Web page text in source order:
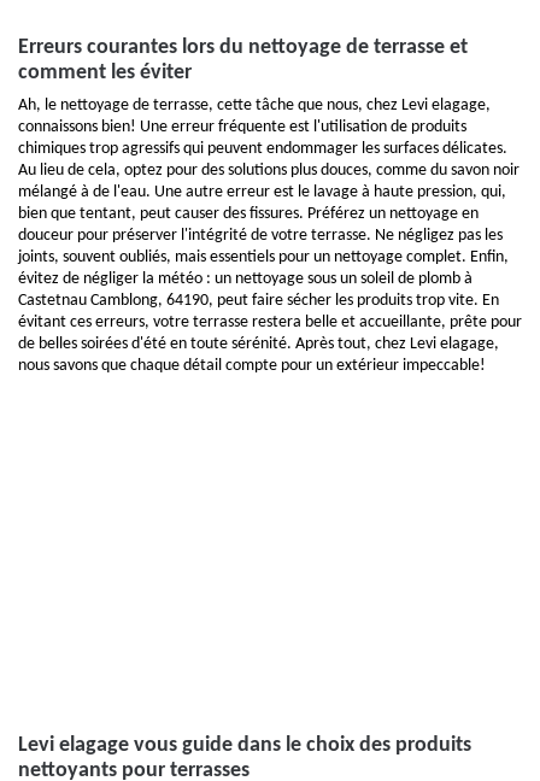
Erreurs courantes lors du nettoyage de terrasse et
comment les éviter
Ah, le nettoyage de terrasse, cette tâche que nous, chez Levi elagage,
connaissons bien! Une erreur fréquente est l'utilisation de produits
chimiques trop agressifs qui peuvent endommager les surfaces délicates.
Au lieu de cela, optez pour des solutions plus douces, comme du savon noir
mélangé à de l'eau. Une autre erreur est le lavage à haute pression, qui,
bien que tentant, peut causer des fissures. Préférez un nettoyage en
douceur pour préserver l'intégrité de votre terrasse. Ne négligez pas les
joints, souvent oubliés, mais essentiels pour un nettoyage complet. Enfin,
évitez de négliger la météo : un nettoyage sous un soleil de plomb à
Castetnau Camblong, 64190, peut faire sécher les produits trop vite. En
évitant ces erreurs, votre terrasse restera belle et accueillante, prête pour
de belles soirées d'été en toute sérénité. Après tout, chez Levi elagage,
nous savons que chaque détail compte pour un extérieur impeccable!
Levi elagage vous guide dans le choix des produits
nettoyants pour terrasses